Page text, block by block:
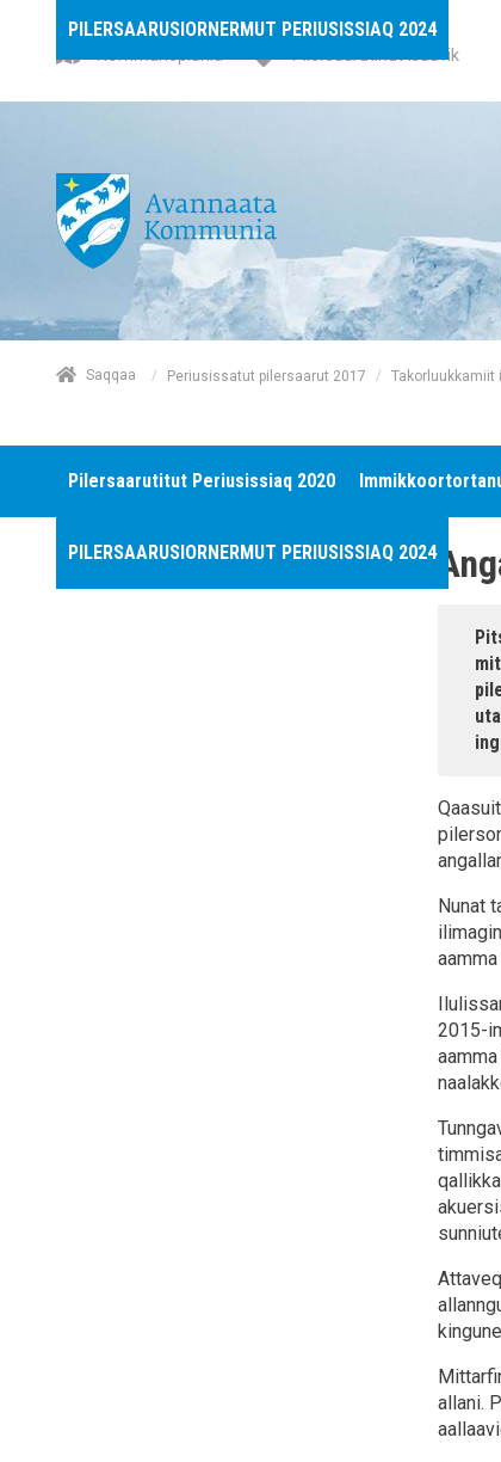
PILERSAARUSIORNERMUT PERIUSISSIAQ 2024
Kommuneplania Pilersaarutinut isaavik
Saqqaa / Periusissatut pilersaarut 2017 / Takorluukkamiit
Pilersaarutitut Periusissiaq 2020
PILERSAARUSIORNERMUT PERIUSISSIAQ 2024
Nunat
2015-
allani.